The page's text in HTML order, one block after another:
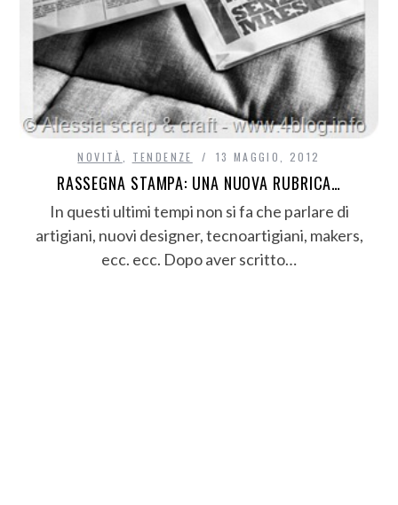
NOVITÀ TENDENZE 13 MAGGIO, 2012
RASSEGNA STAMPA: UNA NUOVA RUBRICA…
In questi ultimi tempi non si fa che parlare di
artigiani, nuovi designer, tecnoartigiani, makers,
ecc. ecc. Dopo aver scritto…